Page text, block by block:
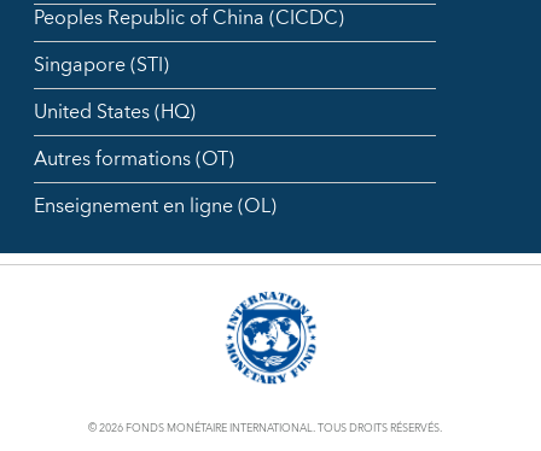
Peoples Republic of China (CICDC)
Singapore (STI)
United States (HQ)
Autres formations (OT)
Enseignement en ligne (OL)
© 2026 FONDS MONÉTAIRE INTERNATIONAL. TOUS DROITS RÉSERVÉS.